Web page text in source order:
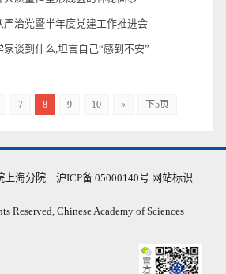
严治党暨半年度党建工作推进会
谈到什么,坦言自己“感到不安”
7 8 9 10 » 下5页
上海分院 沪ICP备 05000140号 网站标识
Reserved, Chinese Academy of Sciences